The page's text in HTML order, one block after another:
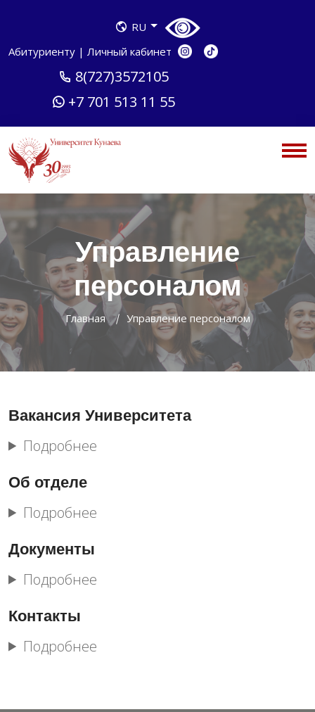
RU
Абитуриенту | Личный кабинет
8(727)3572105
+7 701 513 11 55
Управление
персоналом
Главная Управление персоналом
Вакансия Университета
Подробнее
Об отделе
Подробнее
Документы
Подробнее
Контакты
Подробнее